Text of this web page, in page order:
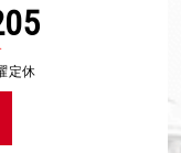
定休